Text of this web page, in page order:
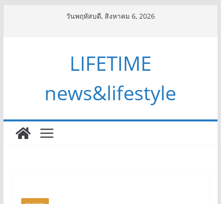
วันพฤหัสบดี, สิงหาคม 6, 2026
LIFETIME
news&lifestyle